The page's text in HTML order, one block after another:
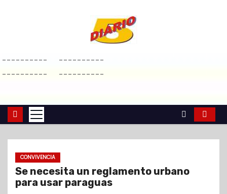
a
r
l
----------
----------
----------
----------
CONVIVENCIA
Se necesita un reglamento urbano
para usar paraguas